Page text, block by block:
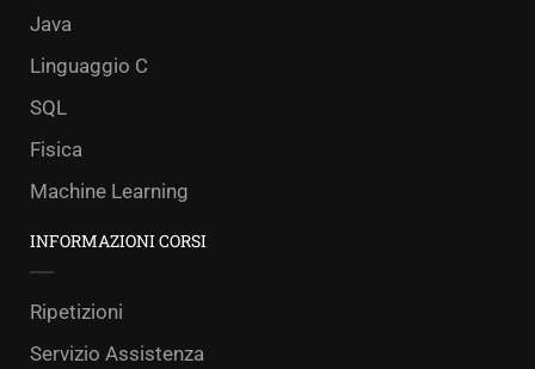
Java
Linguaggio C
SQL
Fisica
Machine Learning
INFORMAZIONI CORSI
Ripetizioni
Servizio Assistenza